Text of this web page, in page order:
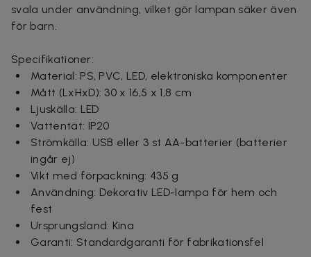
svala under användning, vilket gör lampan säker även
för barn.
Specifikationer:
Material: PS, PVC, LED, elektroniska komponenter
Mått (LxHxD): 30 x 16,5 x 1,8 cm
Ljuskälla: LED
Vattentät: IP20
Strömkälla: USB eller 3 st AA-batterier (batterier
ingår ej)
Vikt med förpackning: 435 g
Användning: Dekorativ LED-lampa för hem och
fest
Ursprungsland: Kina
Garanti: Standardgaranti för fabrikationsfel